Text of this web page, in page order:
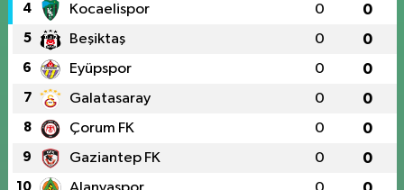
4 Kocaelispor 0 0
5 Beşiktaş 0 0
6 Eyüpspor 0 0
7 Galatasaray 0 0
8 Çorum FK 0 0
9 Gaziantep FK 0 0
10